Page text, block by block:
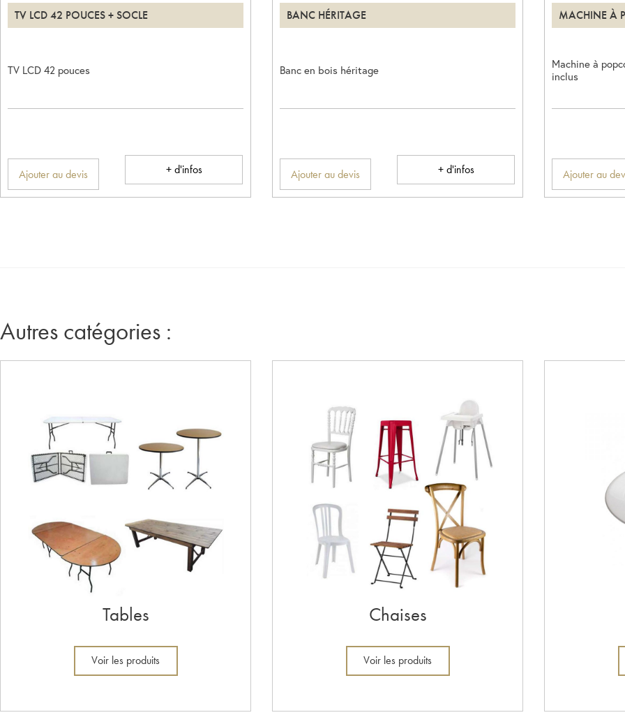
TV LCD 42 POUCES + SOCLE
TV LCD 42 pouces
Ajouter au devis + d'infos
BANC HÉRITAGE
Banc en bois héritage
Ajouter au devis + d'infos
MACHINE À
Machine à
inclus
Ajouter au
Autres catégories :
Tables
Voir les produits
Chaises
Voir les produits